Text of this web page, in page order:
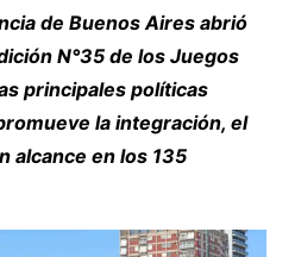
de Buenos Aires abrió
N°35 de los Juegos
principales políticas
la integración, el
alcance en los 135